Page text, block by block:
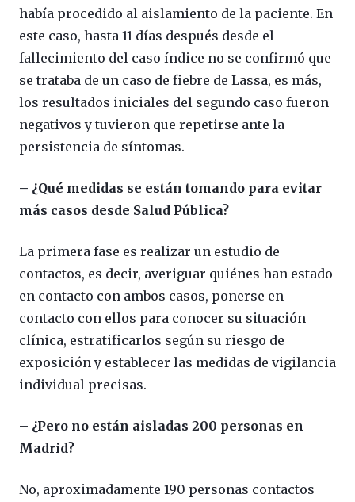
había procedido al aislamiento de la paciente. En
este caso, hasta 11 días después desde el
fallecimiento del caso índice no se confirmó que
se trataba de un caso de fiebre de Lassa, es más,
los resultados iniciales del segundo caso fueron
negativos y tuvieron que repetirse ante la
persistencia de síntomas.
– ¿Qué medidas se están tomando para evitar
más casos desde Salud Pública?
La primera fase es realizar un estudio de
contactos, es decir, averiguar quiénes han estado
en contacto con ambos casos, ponerse en
contacto con ellos para conocer su situación
clínica, estratificarlos según su riesgo de
exposición y establecer las medidas de vigilancia
individual precisas.
– ¿Pero no están aisladas 200 personas en
Madrid?
No, aproximadamente 190 personas contactos